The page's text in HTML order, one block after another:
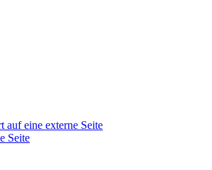
auf eine externe Seite
Seite